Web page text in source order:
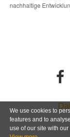
nachhaltige
We use cookies to
features and to
use of our site with